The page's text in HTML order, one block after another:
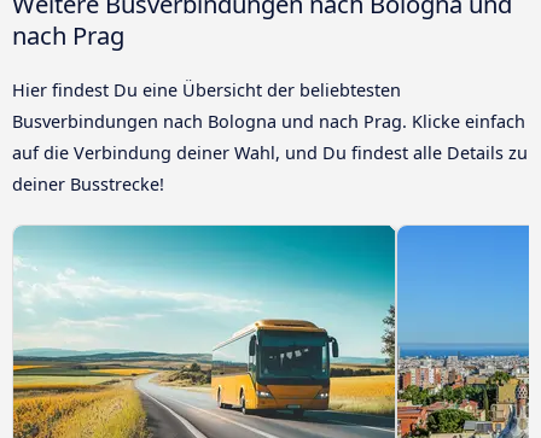
nach Prag
Hier findest Du eine Übersicht der beliebtesten
Busverbindungen nach Bologna und nach Prag. Klicke einfach
auf die Verbindung deiner Wahl, und Du findest alle Details zu
deiner Busstrecke!